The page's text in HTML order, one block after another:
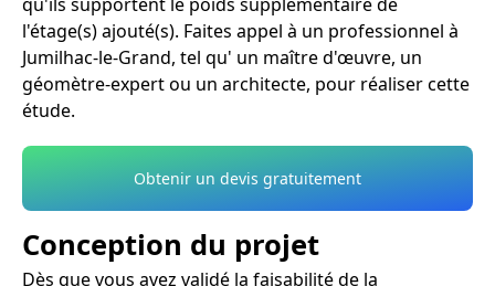
l'étage(s) ajouté(s). Faites appel à un professionnel à
Jumilhac-le-Grand, tel qu' un maître d'œuvre, un
géomètre-expert ou un architecte, pour réaliser cette
étude.
Obtenir un devis gratuitement
Conception du projet
Dès que vous avez validé la faisabilité de la